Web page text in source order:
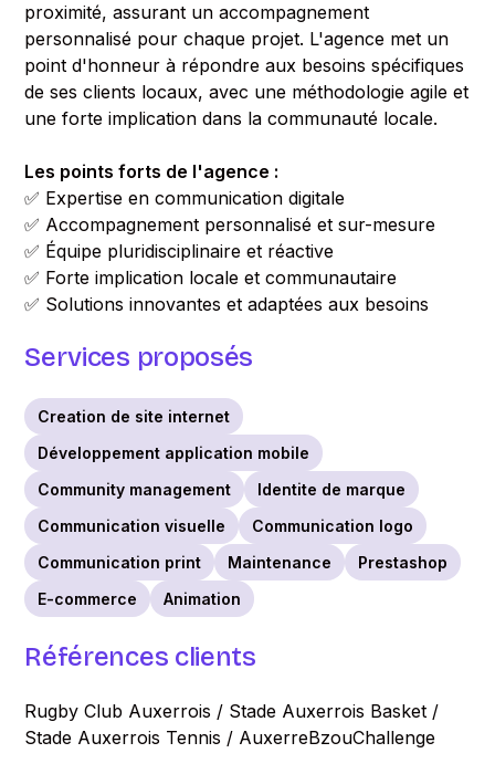
proximité, assurant un accompagnement
personnalisé pour chaque projet. L'agence met un
point d'honneur à répondre aux besoins spécifiques
de ses clients locaux, avec une méthodologie agile et
une forte implication dans la communauté locale.
Les points forts de l'agence :
✅ Expertise en communication digitale
✅ Accompagnement personnalisé et sur-mesure
✅ Équipe pluridisciplinaire et réactive
✅ Forte implication locale et communautaire
✅ Solutions innovantes et adaptées aux besoins
Services proposés
Creation de site internet
Développement application mobile
Community management
Identite de marque
Communication visuelle
Communication logo
Communication print
Maintenance
Prestashop
E-commerce
Animation
Références clients
Rugby Club Auxerrois / Stade Auxerrois Basket /
Stade Auxerrois Tennis / AuxerreBzouChallenge